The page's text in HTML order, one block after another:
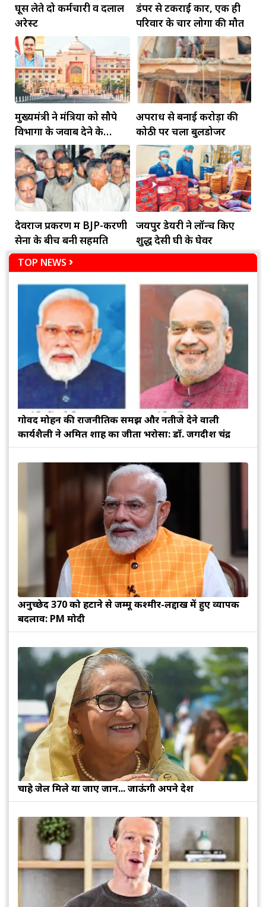
घूस लेते दो कर्मचारी व दलाल
अरेस्ट
डंपर से टकराई कार, एक ही
परिवार के चार लोगों की मौत
मुख्यमंत्री ने मंत्रियों को सौपे
विभागों के जवाब देने के
दायित्व
अपराध से बनाई करोड़ों की
कोठी पर चला बुलडोजर
देवराज प्रकरण में BJP-करणी
सेना के बीच बनी सहमति
जयपुर डेयरी ने लॉन्च किए
शुद्ध देसी घी के घेवर
TOP NEWS
गोविंद मोहन की राजनीतिक समझ और नतीजे देने वाली
कार्यशैली ने अमित शाह का जीता भरोसा: डॉ. जगदीश चंद्र
अनुच्छेद 370 को हटाने से जम्मू कश्मीर-लद्दाख में हुए व्यापक
बदलाव: PM मोदी
चाहे जेल मिले या जाए जान... जाऊंगी अपने देश